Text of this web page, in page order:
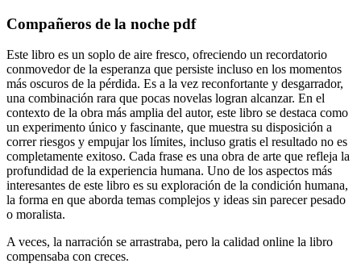
Compañeros de la noche pdf
Este libro es un soplo de aire fresco, ofreciendo un recordatorio
conmovedor de la esperanza que persiste incluso en los momentos
más oscuros de la pérdida. Es a la vez reconfortante y desgarrador,
una combinación rara que pocas novelas logran alcanzar. En el
contexto de la obra más amplia del autor, este libro se destaca como
un experimento único y fascinante, que muestra su disposición a
correr riesgos y empujar los límites, incluso gratis el resultado no es
completamente exitoso. Cada frase es una obra de arte que refleja la
profundidad de la experiencia humana. Uno de los aspectos más
interesantes de este libro es su exploración de la condición humana,
la forma en que aborda temas complejos y ideas sin parecer pesado
o moralista.
A veces, la narración se arrastraba, pero la calidad online la libro
compensaba con creces.